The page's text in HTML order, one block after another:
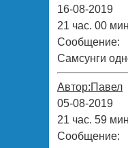
16-08-2019
21 час. 00
Сообщение:
Самсунги
Автор:Павел
05-08-2019
21 час. 59
Сообщение: